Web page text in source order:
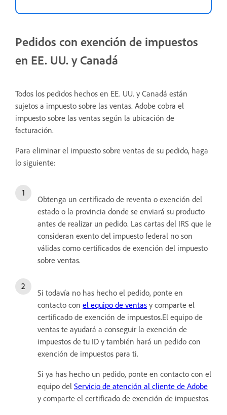
Pedidos con exención de impuestos
en EE. UU. y Canadá
Todos los pedidos hechos en EE. UU. y Canadá están
sujetos a impuesto sobre las ventas. Adobe cobra el
impuesto sobre las ventas según la ubicación de
facturación.
Para eliminar el impuesto sobre ventas de su pedido, haga
lo siguiente:
Obtenga un certificado de reventa o exención del
estado o la provincia donde se enviará su producto
antes de realizar un pedido. Las cartas del IRS que le
consideran exento del impuesto federal no son
válidas como certificados de exención del impuesto
sobre ventas.
Si todavía no has hecho el pedido, ponte en
contacto con el equipo de ventas y comparte el
certificado de exención de impuestos.El equipo de
ventas te ayudará a conseguir la exención de
impuestos de tu ID y también hará un pedido con
exención de impuestos para ti.
Si ya has hecho un pedido, ponte en contacto con el
equipo del Servicio de atención al cliente de Adobe
y comparte el certificado de exención de impuestos.